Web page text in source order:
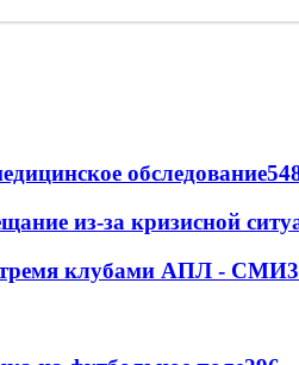
обследование
из-за кризисной
тремя клубами АПЛ - СМИ